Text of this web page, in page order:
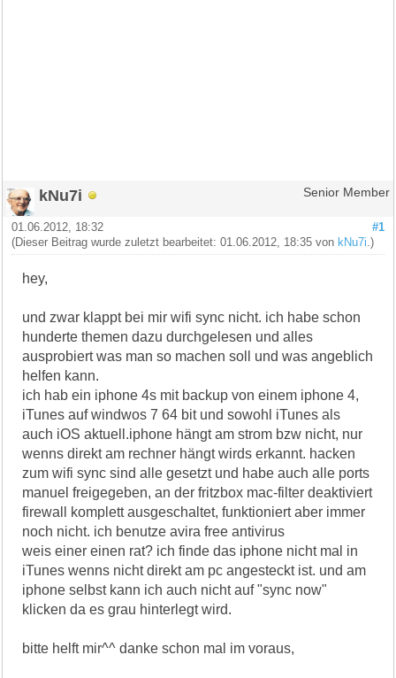
kNu7i Senior Member
#1
01.06.2012, 18:32
(Dieser Beitrag wurde zuletzt bearbeitet: 01.06.2012, 18:35 von kNu7i .)
hey,
und zwar klappt bei mir wifi sync nicht. ich habe schon
hunderte themen dazu durchgelesen und alles
ausprobiert was man so machen soll und was angeblich
helfen kann.
ich hab ein iphone 4s mit backup von einem iphone 4,
iTunes auf windwos 7 64 bit und sowohl iTunes als
auch iOS aktuell.iphone hängt am strom bzw nicht, nur
wenns direkt am rechner hängt wirds erkannt. hacken
zum wifi sync sind alle gesetzt und habe auch alle ports
manuel freigegeben, an der fritzbox mac-filter deaktiviert
firewall komplett ausgeschaltet, funktioniert aber immer
noch nicht. ich benutze avira free antivirus
weis einer einen rat? ich finde das iphone nicht mal in
iTunes wenns nicht direkt am pc angesteckt ist. und am
iphone selbst kann ich auch nicht auf "sync now"
klicken da es grau hinterlegt wird.
bitte helft mir^^ danke schon mal im voraus,